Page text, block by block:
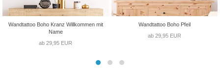
Wandtattoo Boho Kranz Willkommen mit
Name
ab 29,95 EUR
Wandtattoo Boho Pfeil
ab 29,95 EUR